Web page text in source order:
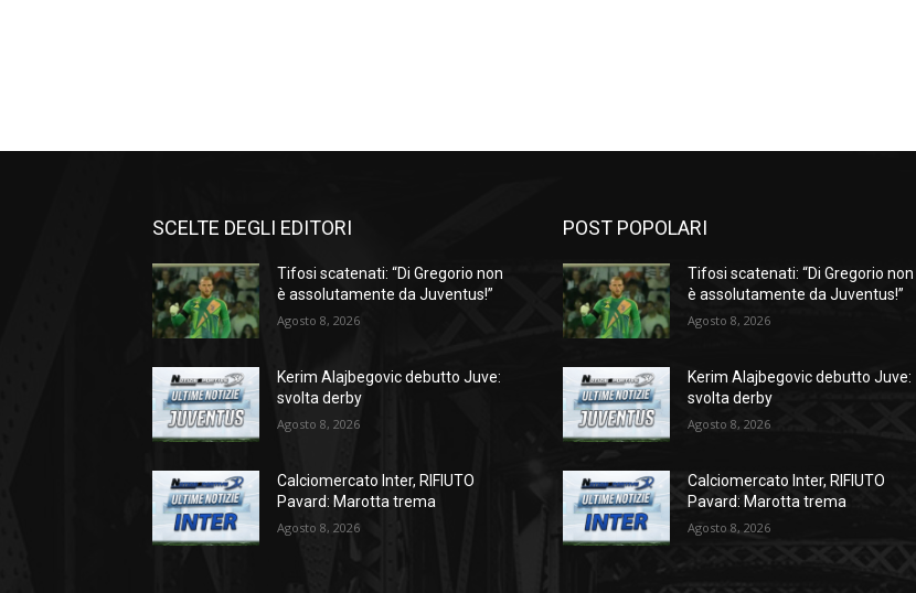
SCELTE DEGLI EDITORI
Tifosi scatenati: “Di Gregorio non
è assolutamente da Juventus!”
Agosto 8, 2026
Kerim Alajbegovic debutto Juve:
svolta derby
Agosto 8, 2026
Calciomercato Inter, RIFIUTO
Pavard: Marotta trema
Agosto 8, 2026
POST POPOLARI
Tifosi scatenati: “Di Gregorio non
è assolutamente da Juventus!”
Agosto 8, 2026
Kerim Alajbegovic debutto Juve:
svolta derby
Agosto 8, 2026
Calciomercato Inter, RIFIUTO
Pavard: Marotta trema
Agosto 8, 2026